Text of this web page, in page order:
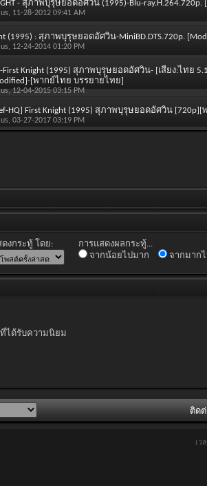
- สุภาพบุรุษยอดอัศวิน (1995)-Blu-
, 11-28-2012 09:41 AM
(1995) : สุภาพบุรุษยอดอัศวิน-MiniBD.DTS.720p.
, 12-24-2014 01:20 PM
First Knight (1995) สุภาพบุรุษยอดอัศวิน- [เสียง:ไทย
[พากย์ไทย บรรยายไทย]
, 12-04-2015 03:15 PM
HQ] First Knight (1995) สุภาพบุรุษยอดอัศวิน
, 03-27-2017 03:19 PM
ดงกระทู้ โดย:
การแสดงผลกระทู้...
จากน้อยไปมาก
จากมาก
ได้รับความนิยม
ติดต่
เว